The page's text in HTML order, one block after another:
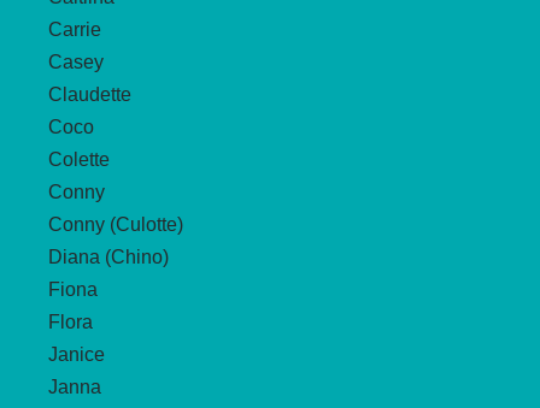
Carrie
Casey
Claudette
Coco
Colette
Conny
Conny (Culotte)
Diana (Chino)
Fiona
Flora
Janice
Janna